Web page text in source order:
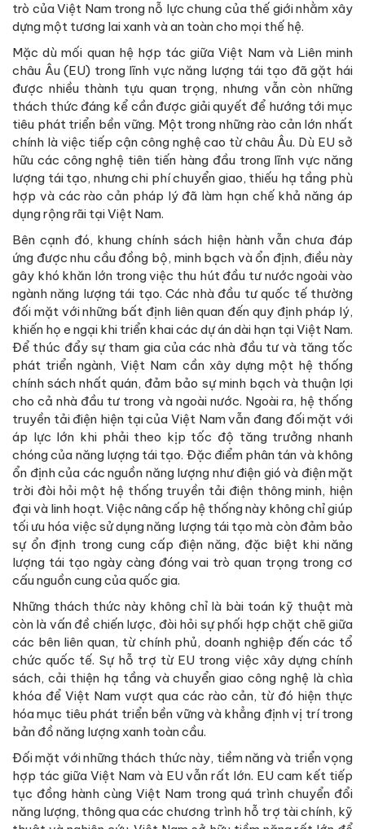
trò của Việt Nam trong nỗ lực chung của thế giới nhằm xây
dựng một tương lai xanh và an toàn cho mọi thế hệ.
Mặc dù mối quan hệ hợp tác giữa Việt Nam và Liên minh
châu Âu (EU) trong lĩnh vực năng lượng tái tạo đã gặt hái
được nhiều thành tựu quan trọng, nhưng vẫn còn những
thách thức đáng kể cần được giải quyết để hướng tới mục
tiêu phát triển bền vững. Một trong những rào cản lớn nhất
chính là việc tiếp cận công nghệ cao từ châu Âu. Dù EU sở
hữu các công nghệ tiên tiến hàng đầu trong lĩnh vực năng
lượng tái tạo, nhưng chi phí chuyển giao, thiếu hạ tầng phù
hợp và các rào cản pháp lý đã làm hạn chế khả năng áp
dụng rộng rãi tại Việt Nam.
Bên cạnh đó, khung chính sách hiện hành vẫn chưa đáp
ứng được nhu cầu đồng bộ, minh bạch và ổn định, điều này
gây khó khăn lớn trong việc thu hút đầu tư nước ngoài vào
ngành năng lượng tái tạo. Các nhà đầu tư quốc tế thường
đối mặt với những bất định liên quan đến quy định pháp lý,
khiến họ e ngại khi triển khai các dự án dài hạn tại Việt Nam.
Để thúc đẩy sự tham gia của các nhà đầu tư và tăng tốc
phát triển ngành, Việt Nam cần xây dựng một hệ thống
chính sách nhất quán, đảm bảo sự minh bạch và thuận lợi
cho cả nhà đầu tư trong và ngoài nước. Ngoài ra, hệ thống
truyền tải điện hiện tại của Việt Nam vẫn đang đối mặt với
áp lực lớn khi phải theo kịp tốc độ tăng trưởng nhanh
chóng của năng lượng tái tạo. Đặc điểm phân tán và không
ổn định của các nguồn năng lượng như điện gió và điện mặt
trời đòi hỏi một hệ thống truyền tải điện thông minh, hiện
đại và linh hoạt. Việc nâng cấp hệ thống này không chỉ giúp
tối ưu hóa việc sử dụng năng lượng tái tạo mà còn đảm bảo
sự ổn định trong cung cấp điện năng, đặc biệt khi năng
lượng tái tạo ngày càng đóng vai trò quan trọng trong cơ
cấu nguồn cung của quốc gia.
Những thách thức này không chỉ là bài toán kỹ thuật mà
còn là vấn đề chiến lược, đòi hỏi sự phối hợp chặt chẽ giữa
các bên liên quan, từ chính phủ, doanh nghiệp đến các tổ
chức quốc tế. Sự hỗ trợ từ EU trong việc xây dựng chính
sách, cải thiện hạ tầng và chuyển giao công nghệ là chìa
khóa để Việt Nam vượt qua các rào cản, từ đó hiện thực
hóa mục tiêu phát triển bền vững và khẳng định vị trí trong
bản đồ năng lượng xanh toàn cầu.
Đối mặt với những thách thức này, tiềm năng và triển vọng
hợp tác giữa Việt Nam và EU vẫn rất lớn. EU cam kết tiếp
tục đồng hành cùng Việt Nam trong quá trình chuyển đổi
năng lượng, thông qua các chương trình hỗ trợ tài chính, kỹ